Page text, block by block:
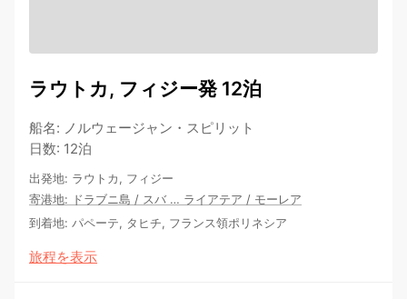
ラウトカ, フィジー発 12泊
船名: ノルウェージャン・スピリット
日数: 12泊
出発地: ラウトカ, フィジー
寄港地: ドラブニ島 / スバ … ライアテア / モーレア
到着地: パペーテ, タヒチ, フランス領ポリネシア
旅程を表示